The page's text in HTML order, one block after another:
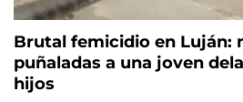
Brutal femicidio en Luján:
puñaladas a una joven
hijos